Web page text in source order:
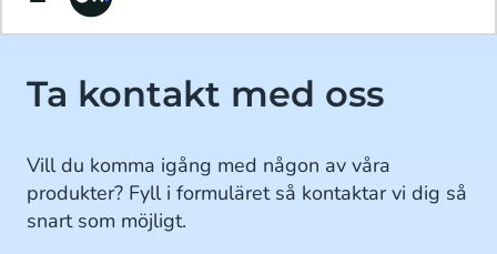
Ta kontakt med oss
Vill du komma igång med någon av våra
produkter? Fyll i formuläret så kontaktar vi dig så
snart som möjligt.